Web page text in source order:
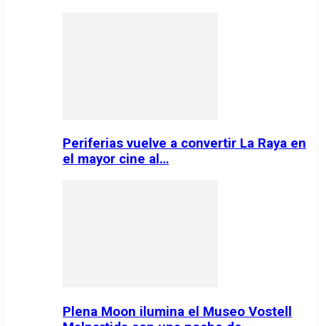
Periferias vuelve a convertir La Raya en
el mayor cine al…
Plena Moon ilumina el Museo Vostell